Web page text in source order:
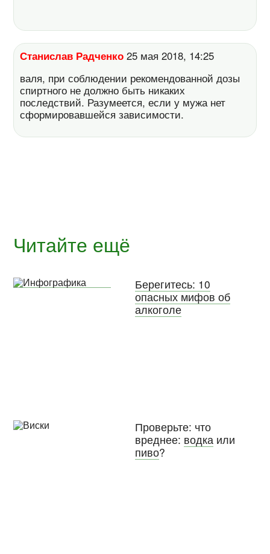
Станислав Радченко 25 мая 2018, 14:25
валя, при соблюдении рекомендованной дозы
спиртного не должно быть никаких
последствий. Разумеется, если у мужа нет
сформировавшейся зависимости.
Читайте ещё
Берегитесь: 10
опасных мифов об
алкоголе
Проверьте: что
вреднее: водка или
пиво?